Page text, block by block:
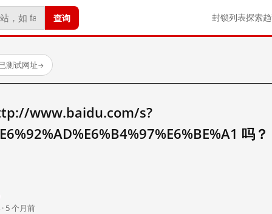
查询 封锁列表探索
测试网址→
www.baidu.com/s?
吗？
5 个月前